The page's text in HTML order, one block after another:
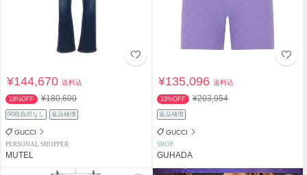
¥144,670送料込
19%OFF ¥180,600
関税負担なし 返品補償
GUCCI
PERSONAL SHOPPER
MUTEL
¥135,096送料込
33%OFF ¥203,954
返品補償
GUCCI
SHOP
GUHADA